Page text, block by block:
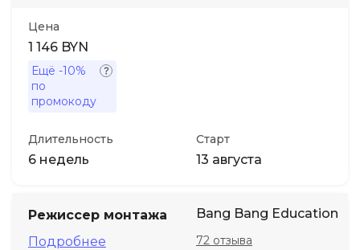
Цена
1 146 BYN
Ещё -10%
по
промокоду
Длительность
6 недель
Старт
13 августа
Режиссер монтажа
Подробнее
Bang Bang Education
72 отзыва
ДПО
Детям